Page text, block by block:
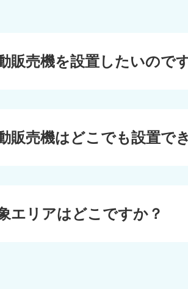
販売機を設置したいので
販売機はどこでも設置で
エリアはどこですか？